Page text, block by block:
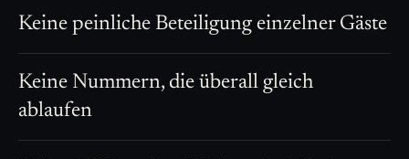
Keine peinliche Beteiligung einzelner Gäste
Keine Nummern, die überall gleich
ablaufen